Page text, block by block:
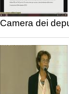
Camera dei